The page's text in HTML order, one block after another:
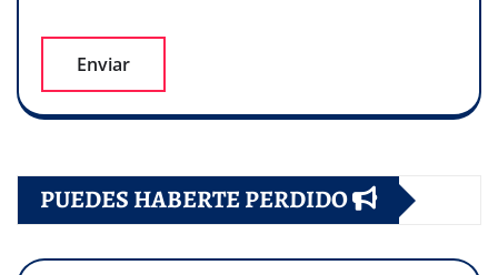
PUEDES HABERTE PERDIDO